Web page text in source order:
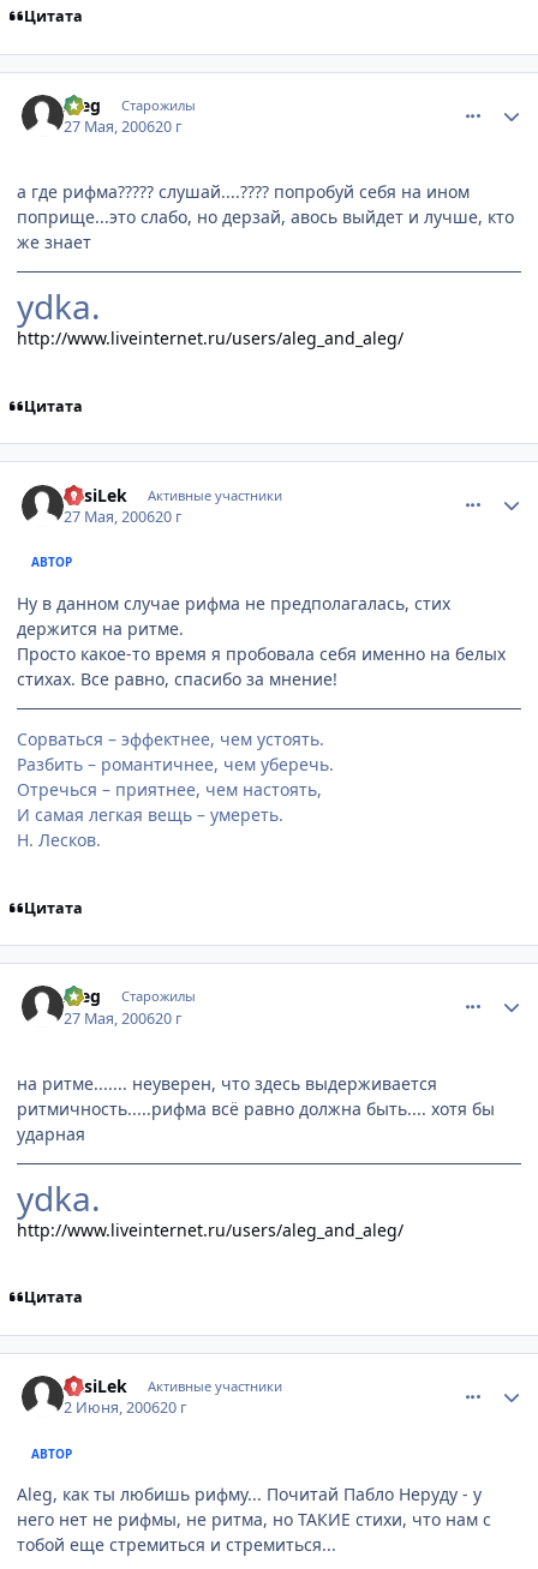
Цитата
Aleg Старожилы
27 Мая, 200620 г
а где рифма????? слушай....???? попробуй себя на ином
поприще...это слабо, но дерзай, авось выйдет и лучше, кто
же знает
ydka.
http://www.liveinternet.ru/users/aleg_and_aleg/
Цитата
VasiLek Активные участники
27 Мая, 200620 г
АВТОР
Ну в данном случае рифма не предполагалась, стих
держится на ритме.
Просто какое-то время я пробовала себя именно на белых
стихах. Все равно, спасибо за мнение!
Сорваться – эффектнее, чем устоять.
Разбить – романтичнее, чем уберечь.
Отречься – приятнее, чем настоять,
И самая легкая вещь – умереть.
Н. Лесков.
Цитата
Aleg Старожилы
27 Мая, 200620 г
на ритме....... неуверен, что здесь выдерживается
ритмичность.....рифма всё равно должна быть.... хотя бы
ударная
ydka.
http://www.liveinternet.ru/users/aleg_and_aleg/
Цитата
VasiLek Активные участники
2 Июня, 200620 г
АВТОР
Aleg, как ты любишь рифму... Почитай Пабло Неруду - у
него нет не рифмы, не ритма, но ТАКИЕ стихи, что нам с
тобой еще стремиться и стремиться...